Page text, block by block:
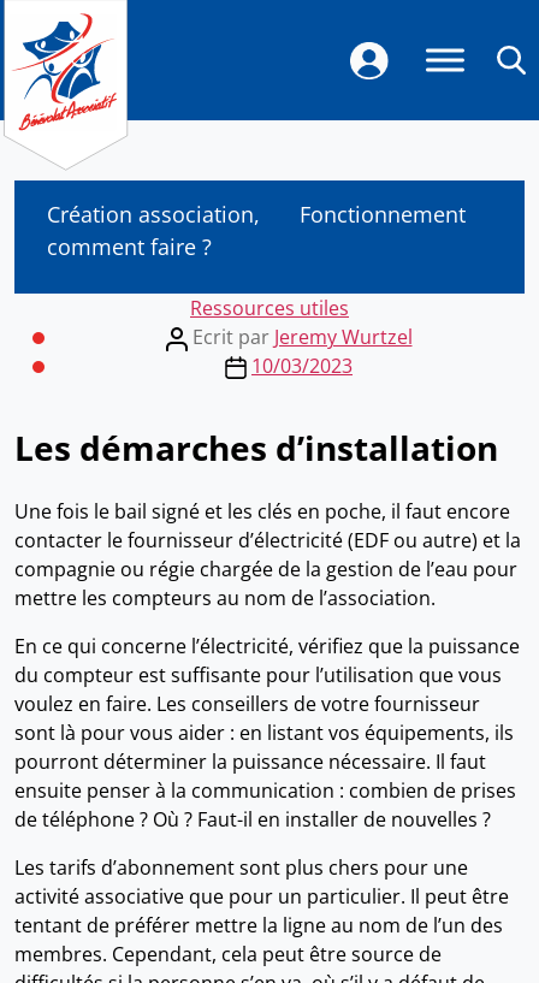
Création association,
comment faire ?
Fonctionnement
Categories
Ressources utiles
Post
author
Ecrit par Jeremy Wurtzel
Post10/03/2023
Les démarches d’installation
Une fois le bail signé et les clés en poche, il faut encore
contacter le fournisseur d’électricité (EDF ou autre) et la
compagnie ou régie chargée de la gestion de l’eau pour
mettre les compteurs au nom de l’association.
En ce qui concerne l’électricité, vérifiez que la puissance
du compteur est suffisante pour l’utilisation que vous
voulez en faire. Les conseillers de votre fournisseur
sont là pour vous aider : en listant vos équipements, ils
pourront déterminer la puissance nécessaire. Il faut
ensuite penser à la communication : combien de prises
de téléphone ? Où ? Faut-il en installer de nouvelles ?
Les tarifs d’abonnement sont plus chers pour une
activité associative que pour un particulier. Il peut être
tentant de préférer mettre la ligne au nom de l’un des
membres. Cependant, cela peut être source de